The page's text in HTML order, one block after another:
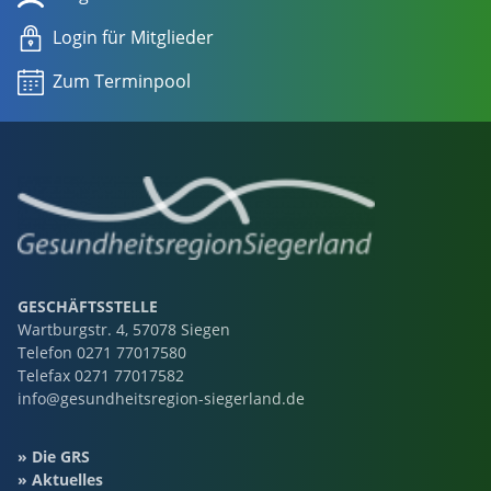
Login für Mitglieder
Zum Terminpool
GESCHÄFTSSTELLE
Wartburgstr. 4, 57078 Siegen
Telefon 0271 77017580
Telefax 0271 77017582
info@gesundheitsregion-siegerland.de
Die GRS
Aktuelles